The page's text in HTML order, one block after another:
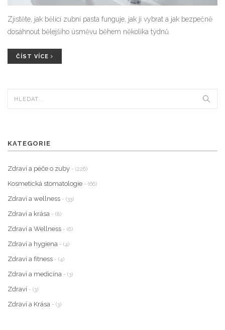
Zjistěte, jak bělící zubní pasta funguje, jak ji vybrat a jak bezpečně
dosáhnout bělejšího úsměvu během několika týdnů.
ČÍST VÍCE
KATEGORIE
Zdraví a péče o zuby - (226)
Kosmetická stomatologie - (66)
Zdraví a wellness - (33)
Zdraví a krása - (8)
Zdraví a Wellness - (6)
Zdraví a hygiena - (4)
Zdraví a fitness - (4)
Zdraví a medicína - (3)
Zdraví - (3)
Zdraví a Krása - (3)